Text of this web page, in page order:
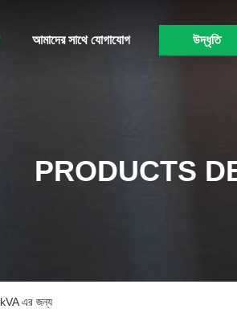
আমাদের সাথে যোগাযোগ উদ্ধৃতি
PRODUCTS
এর জন্য